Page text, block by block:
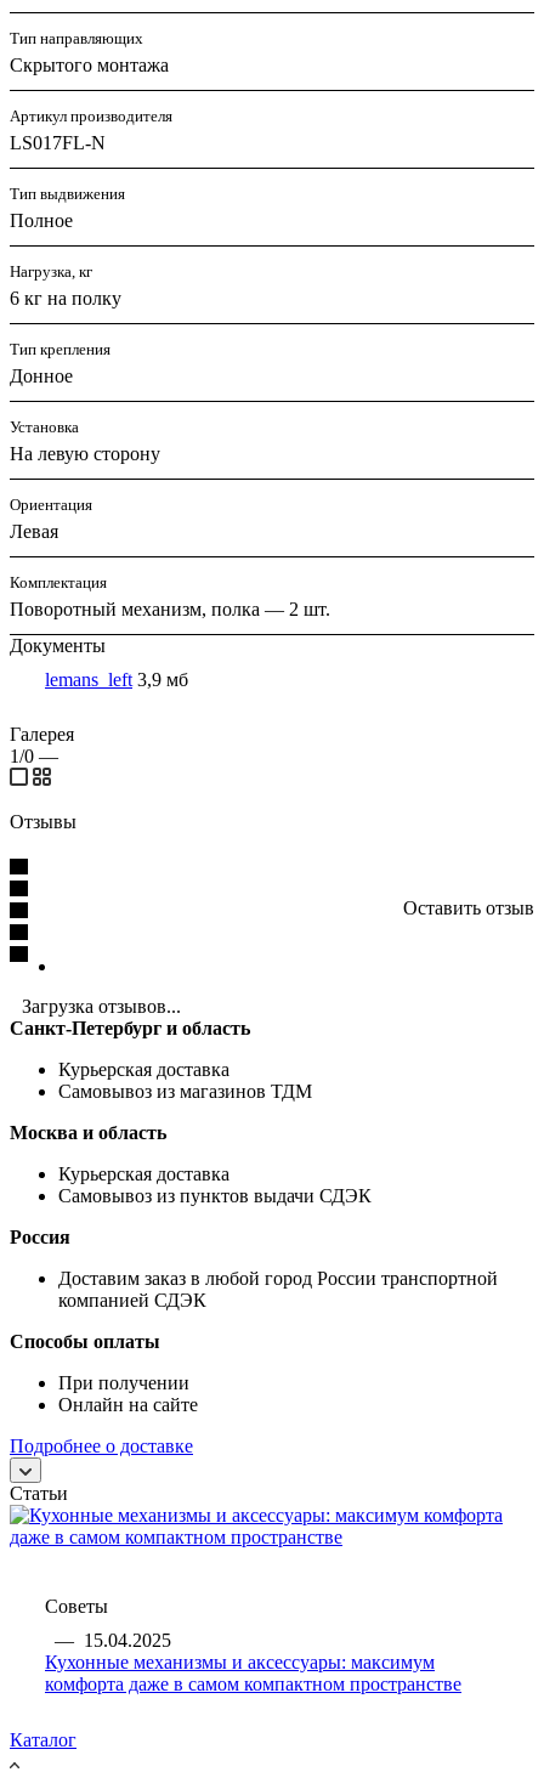
Тип направляющих
Скрытого монтажа
Артикул производителя
LS017FL-N
Тип выдвижения
Полное
Нагрузка, кг
6 кг на полку
Тип крепления
Донное
Установка
На левую сторону
Ориентация
Левая
Комплектация
Поворотный механизм, полка — 2 шт.
Документы
lemans_left 3,9 мб
Галерея
1/0 —
Отзывы
Оставить отзыв
Загрузка отзывов...
Санкт-Петербург и область
Курьерская доставка
Самовывоз из магазинов ТДМ
Москва и область
Курьерская доставка
Самовывоз из пунктов выдачи СДЭК
Россия
Доставим заказ в любой город России транспортной
компанией СДЭК
Способы оплаты
При получении
Онлайн на сайте
Подробнее о доставке
Статьи
Советы
— 15.04.2025
Кухонные механизмы и аксессуары: максимум
комфорта даже в самом компактном пространстве
Каталог